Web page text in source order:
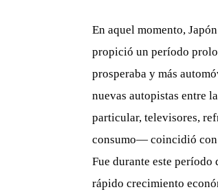
En aquel momento,
propició un período
prosperaba y más
nuevas autopistas entre
particular, televisores,
consumo— coincidió con
Fue durante este
rápido crecimiento